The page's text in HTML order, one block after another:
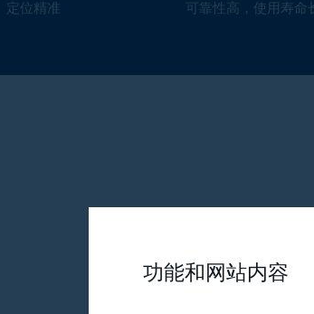
定位精准 可靠性高，使用寿命
功能和网站内容